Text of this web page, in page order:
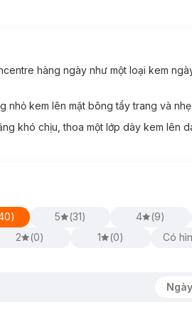
màng.
xước da,... khi thời tiết hanh khô hoặc
dưỡng ẩm, mặt nạ dưỡng ẩm,
như kem tẩy trang.
hàng ngày như một loại kem
nhỏ kem lên mặt bông tẩy trang và
khó chịu, thoa một lớp dày kem lên
) 5 (31) 4 (9)
2
(0) 1 (0) Có